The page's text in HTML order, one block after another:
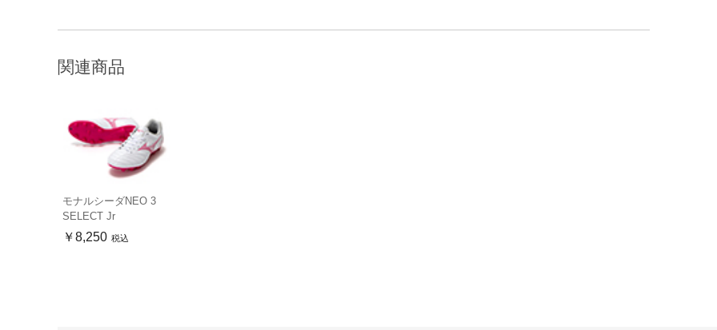
関連商品
モナルシーダNEO 3
SELECT Jr
￥8,250 税込